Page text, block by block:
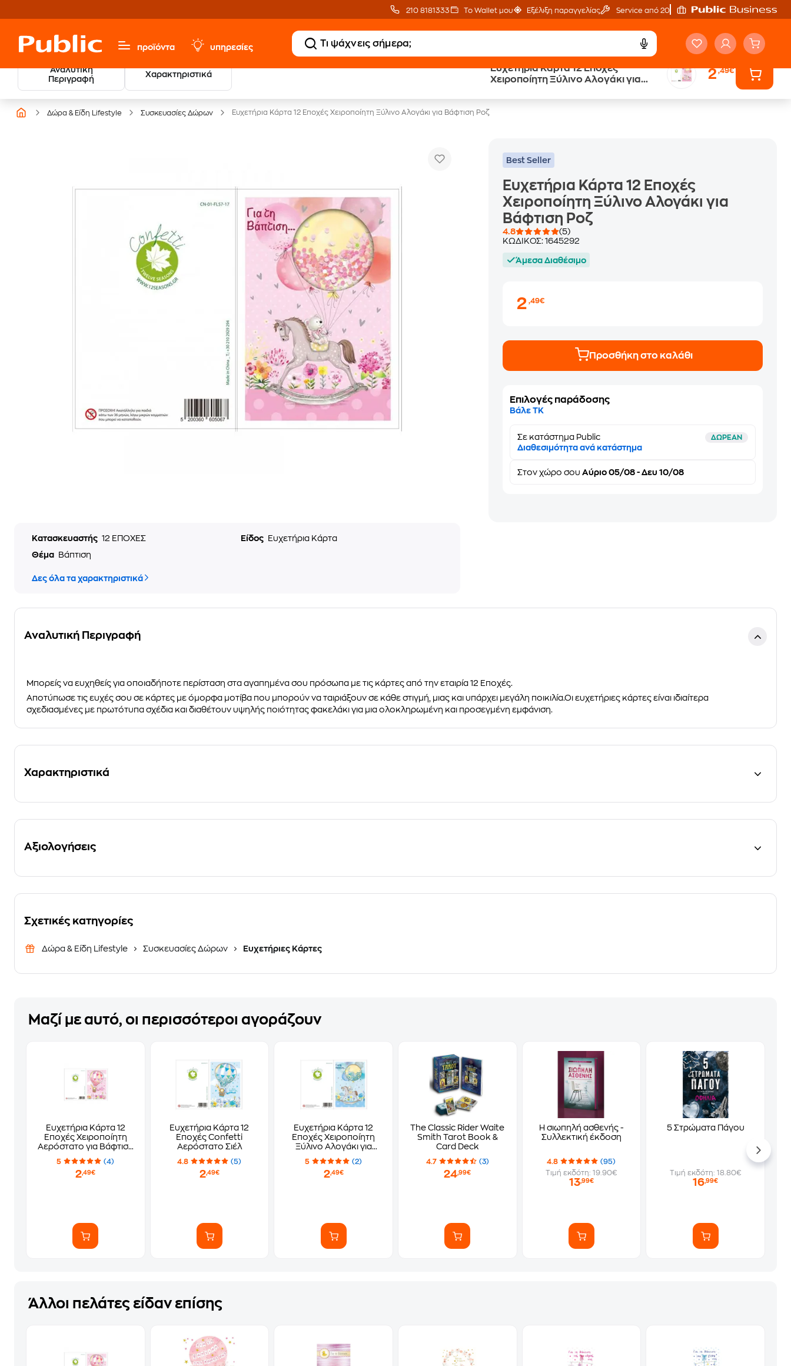
210 8181333 Το Wallet μου Εξέλιξη παραγγελίας Service από 20'
προϊόντα υπηρεσίες
Αναλυτική
Περιγραφή
Χαρακτηριστικά
Ευχετήρια Κάρτα 12 Εποχές
Χειροποίητη Ξύλινο Αλογάκι για
2,49€
Βρες τους νικητές
των Βραβείων Βιβλίου
eGift Card Άτοκες Δόσεις
Δώρα & Είδη Lifestyle Συσκευασίες Δώρων Ευχετήρια Κάρτα 12 Εποχές Χειροποίητη Ξύλινο Αλογάκι για Βάφτιση Ροζ
Κατασκευαστής 12 ΕΠΟΧΕΣ Είδος
Ευχετήρια Κάρτα
Θέμα
Βάπτιση
Δες όλα τα χαρακτηριστικά
Best Seller
Ευχετήρια Κάρτα 12 Εποχές
Χειροποίητη Ξύλινο Αλογάκι για
Βάφτιση Ροζ
4.8
(5)
ΚΩΔΙΚΟΣ:1645292
Άμεσα Διαθέσιμο
2,49€
Προσθήκη στο καλάθι
Επιλογές παράδοσης
Βάλε ΤΚ
Σε κατάστημα Public ΔΩΡΕΑΝ
Διαθεσιμότητα ανά κατάστημα
Στονχώρο σου Αύριο 05/08 - Δευ 10/08
Αναλυτική Περιγραφή
Μπορείς να ευχηθείς για οποιαδήποτε περίσταση στα αγαπημένα σου πρόσωπα με τις κάρτες από την εταιρία 12 Εποχές.
Αποτύπωσε τις ευχές σου σε κάρτες με όμορφα μοτίβα που μπορούν να ταιριάξουν σε κάθε στιγμή, μιας και υπάρχει μεγάλη ποικιλία.Οι ευχετήριες κάρτες είναι ιδιαίτερα
σχεδιασμένες με πρωτότυπα σχέδια και διαθέτουν υψηλής ποιότητας φακελάκι για μια ολοκληρωμένη και προσεγμένη εμφάνιση.
Χαρακτηριστικά
Αξιολογήσεις
Σχετικές κατηγορίες
Δώρα & Είδη Lifestyle Συσκευασίες Δώρων Ευχετήριες Κάρτες
Μαζί με αυτό, οι περισσότεροι αγοράζουν
Ευχετήρια Κάρτα 12
Εποχές Χειροποίητη
Αερόστατο για Βάφτιση
Ροζ
5 (4)
2,49€
Ευχετήρια Κάρτα 12
Εποχές Confetti
Αερόστατο Σιέλ
4.8 (5)
2,49€
Ευχετήρια Κάρτα 12
Εποχές Χειροποίητη
Ξύλινο Αλογάκι για
Βάφτιση Μπλε
5 (2)
2,49€
The Classic Rider Waite
Smith Tarot Book &
Card Deck
4.7 (3)
24,99€
Η σιωπηλή ασθενής -
Συλλεκτική έκδοση
4.8
(95)
Τιμή εκδότη: 19.90€
13,99€
5 Στρώματα Πάγου
Τιμή εκδότη: 18.80€
16,99€
Άλλοι πελάτες είδαν επίσης